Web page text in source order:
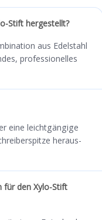
Stift hergestellt?
aus Edelstahl
professionelles
eine leichtgängige
heraus-
für den Xylo-Stift